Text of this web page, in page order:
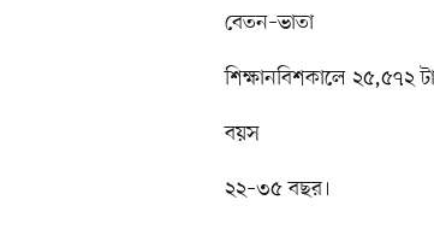
বেতন–ভাতা
শিক্ষানবিশকালে ২৫,৫৭২
বয়স
২২–৩৫ বছর।